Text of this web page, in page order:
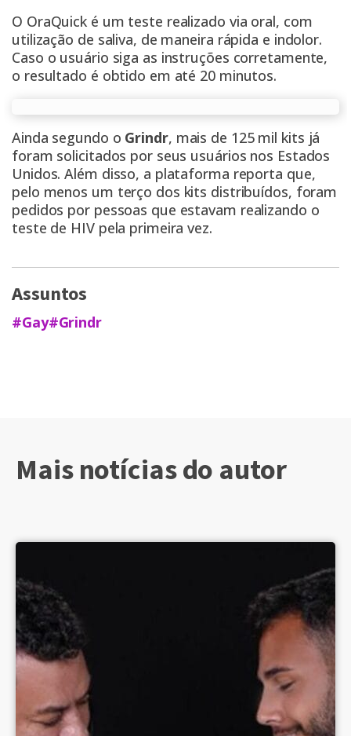
O OraQuick é um teste realizado via oral, com
utilização de saliva, de maneira rápida e indolor.
Caso o usuário siga as instruções corretamente,
o resultado é obtido em até 20 minutos.
Ainda segundo o Grindr, mais de 125 mil kits já
foram solicitados por seus usuários nos Estados
Unidos. Além disso, a plataforma reporta que,
pelo menos um terço dos kits distribuídos, foram
pedidos por pessoas que estavam realizando o
teste de HIV pela primeira vez.
Assuntos
#Gay#Grindr
Mais notícias do autor